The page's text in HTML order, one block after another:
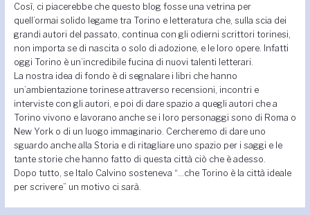
Così, ci piacerebbe che questo blog fosse una vetrina per
quell’ormai solido legame tra Torino e letteratura che, sulla scia dei
grandi autori del passato, continua con gli odierni scrittori torinesi,
non importa se di nascita o solo di adozione, e le loro opere. Infatti
oggi Torino è un’incredibile fucina di nuovi talenti letterari.
La nostra idea di fondo è di segnalare i libri che hanno
un’ambientazione torinese attraverso recensioni, incontri e
interviste con gli autori, e poi di dare spazio a quegli autori che a
Torino vivono e lavorano anche se i loro personaggi sono di Roma o
New York o di un luogo immaginario. Cercheremo di dare uno
sguardo anche alla Storia e di ritagliare uno spazio per i saggi e le
tante storie che hanno fatto di questa città ciò che è adesso.
Dopo tutto, se Italo Calvino sosteneva “…che Torino è la città ideale
per scrivere” un motivo ci sarà.